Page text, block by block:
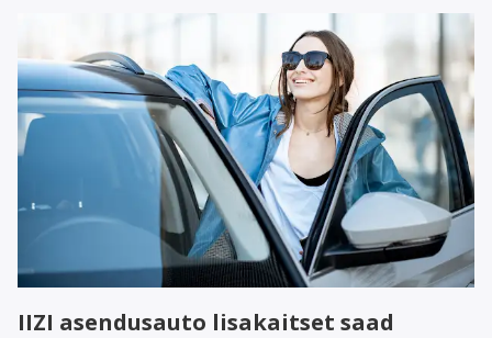
IIZI asendusauto lisakaitset saad